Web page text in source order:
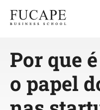
Por que
o papel